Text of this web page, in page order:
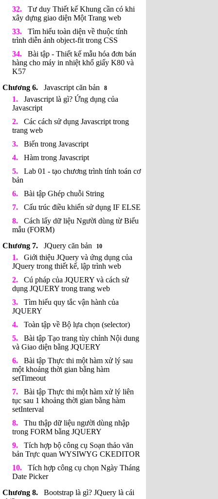
Tư duy Thiết kế Khung cần có khi
xây dựng giao diện Một Trang web
Tìm hiểu toàn diện về thuộc tính
trình diễn ảnh object-fit trong CSS
Bài tập - Thiết kế mẫu hóa đơn bán
hàng cho máy in nhiệt khổ giấy K80 và
K57
Javascript căn bản
8
Javascript là gì? Ứng dụng của
Javascript
Các cách sử dụng Javascript trong
trang web
Biến trong Javascript
Hàm trong Javascript
Lab 01 - tạo chương trình tính toán cơ
bản
Bài tập Ghép chuỗi String
Cấu trúc điều khiển sử dụng IF ELSE
Cách lấy dữ liệu Người dùng từ Biểu
mẫu (FORM)
JQuery căn bản
10
Giới thiệu JQuery và ứng dụng của
JQuery trong thiết kế, lập trình web
Cú pháp của JQUERY và cách sử
dụng JQUERY trong trang web
Tìm hiểu quy tắc vận hành của
JQUERY
Toàn tập về Bộ lựa chọn (selector)
Bài tập Tạo trang tùy chỉnh Nội dung
và Giao diện bằng JQUERY
Bài tập Thực thi một hàm xử lý sau
một khoảng thời gian bằng hàm
setTimeout
Bài tập Thực thi một hàm xử lý liên
tục sau 1 khoảng thời gian bằng hàm
setInterval
Thu thập dữ liệu người dùng nhập
trong FORM bằng JQUERY
Tích hợp bộ công cụ Soạn thảo văn
bản Trực quan WYSIWYG CKEDITOR
Tích hợp công cụ chọn Ngày Tháng
Date Picker
Bootstrap là gì? JQuery là cái